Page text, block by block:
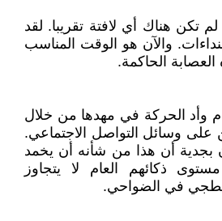
تكن هناك أي لافتة تقريبا. لقد
والآن هو الوقت المناسب
الحاكمة.
وأد الحركة في مهدها من خلال
على وسائل التواصل الاجتماعي.
بجدية أن هذا من شأنه أن يخمد
ذكائهم العام لا يتجاوز
في الضواحي.